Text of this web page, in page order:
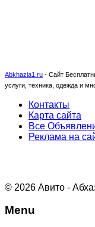
Abkhazia1.ru - Сайт
услуги, техника, одежда и
Контакты
Карта сайта
Все
Реклама на
© 2026 Авито -
Menu